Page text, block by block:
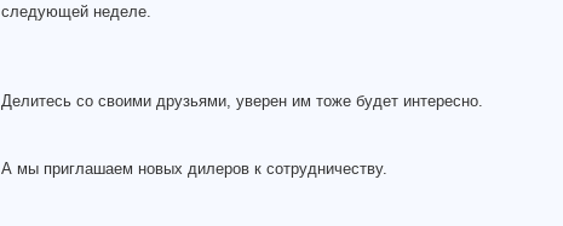
следующей неделе.
Делитесь со своими друзьями, уверен им тоже будет интересно.
А мы приглашаем новых дилеров к сотрудничеству.